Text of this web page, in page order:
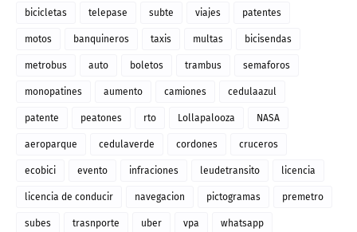
bicicletas telepase subte viajes patentes
motos banquineros taxis multas bicisendas
metrobus auto boletos trambus semaforos
monopatines aumento camiones cedulaazul
patente peatones rto Lollapalooza NASA
aeroparque cedulaverde cordones cruceros
ecobici evento infraciones leudetransito licencia
licencia de conducir navegacion pictogramas premetro
subes trasnporte uber vpa whatsapp